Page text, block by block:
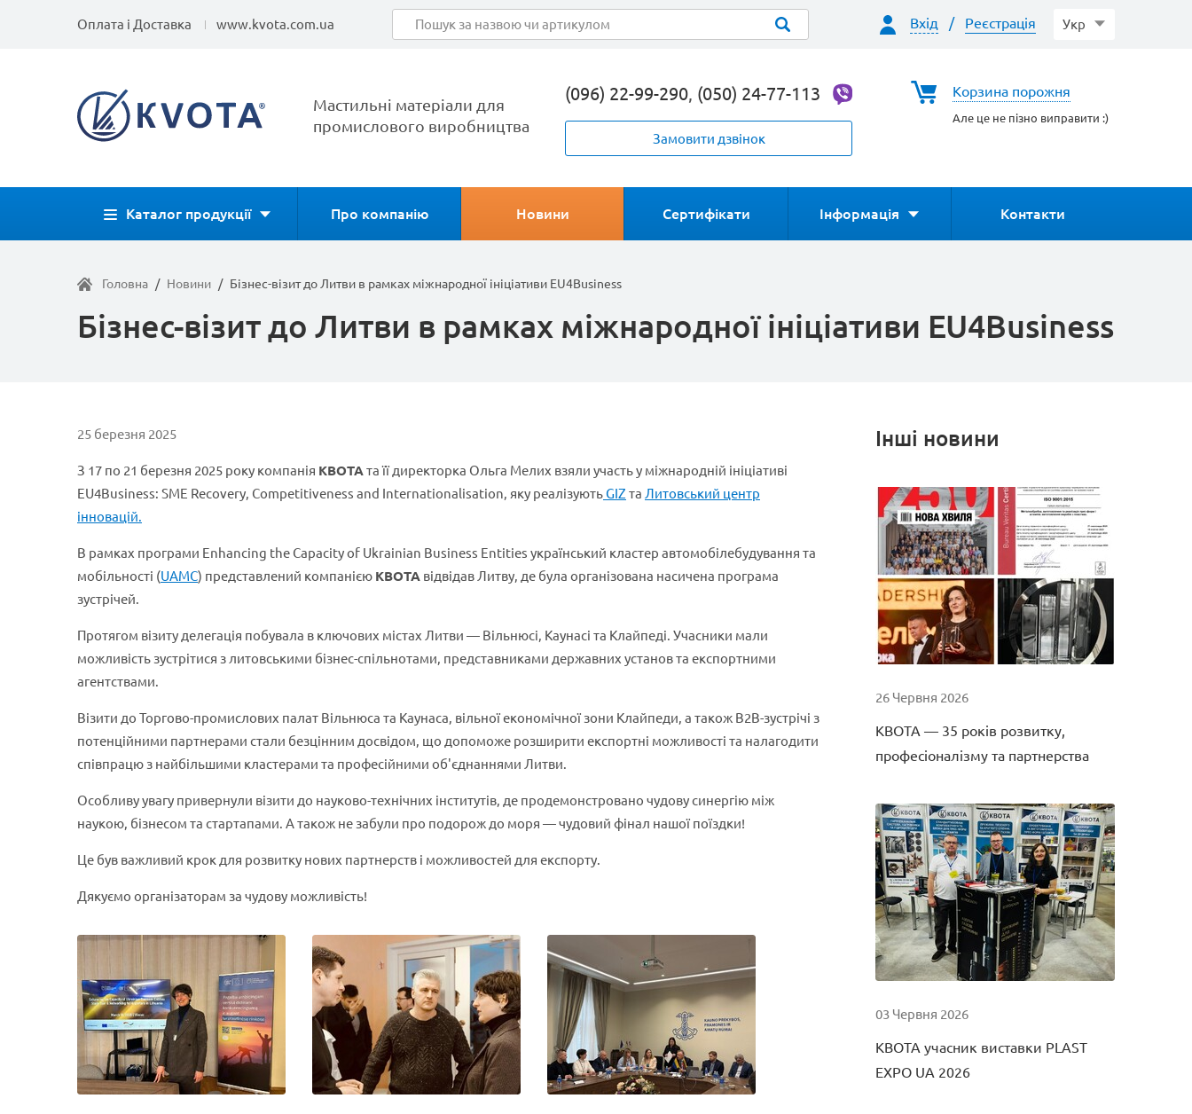
Оплата і Доставка www.kvota.com.ua Укр
Вхід / Реєстрація
Мастильні матеріали для
промислового виробництва
Корзина порожня
Але це не пізно виправити :)
(096) 22-99-290, (050) 24-77-113
Замовити дзвінок
Каталог продукції Про компанію Новини Сертифікати Інформація Контакти
Головна / Новини / Бізнес-візит до Литви в рамках міжнародної ініціативи EU4Business
Бізнес-візит до Литви в рамках міжнародної ініціативи EU4Business
Інші новини
26 Червня 2026
КВОТА — 35 років розвитку,
професіоналізму та партнерства
03 Червня 2026
КВОТА учасник виставки PLAST
EXPO UA 2026
25 березня 2025
З 17 по 21 березня 2025 року компанія КВОТА та її директорка Ольга Мелих взяли участь у міжнародній ініціативі
EU4Business: SME Recovery, Competitiveness and Internationalisation, яку реалізуютьGIZ та Литовський центр
інновацій.
В рамках програми Enhancing the Capacity of Ukrainian Business Entities український кластер автомобілебудування та
мобільності (UAMC) представлений компанією КВОТА відвідав Литву, де була організована насичена програма
зустрічей.
Протягом візиту делегація побувала в ключових містах Литви — Вільнюсі, Каунасі та Клайпеді. Учасники мали
можливість зустрітися з литовськими бізнес-спільнотами, представниками державних установ та експортними
агентствами.
Візити до Торгово-промислових палат Вільнюса та Каунаса, вільної економічної зони Клайпеди, а також B2B-зустрічі з
потенційними партнерами стали безцінним досвідом, що допоможе розширити експортні можливості та налагодити
співпрацю з найбільшими кластерами та професійними об'єднаннями Литви.
Особливу увагу привернули візити до науково-технічних інститутів, де продемонстровано чудову синергію між
наукою, бізнесом та стартапами. А також не забули про подорож до моря — чудовий фінал нашої поїздки!
Це був важливий крок для розвитку нових партнерств і можливостей для експорту.
Дякуємо організаторам за чудову можливість!